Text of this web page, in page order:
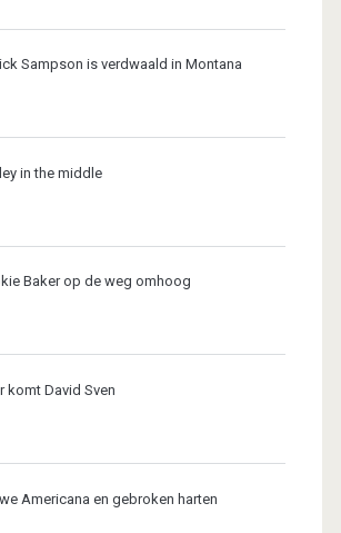
Sampson is verdwaald in Montana
in the middle
Baker op de weg omhoog
komt David Sven
Americana en gebroken harten